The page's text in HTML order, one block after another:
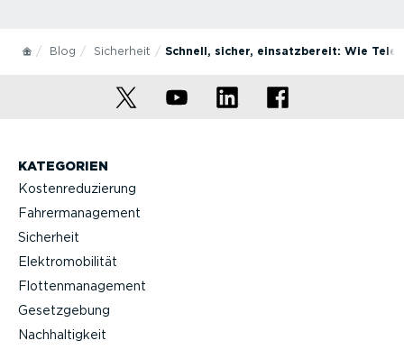
Blog Sicherheit Schnell, sicher, einsatzbereit: Wie
KATEGORIEN
Kostenreduzierung
Fahrermanagement
Sicherheit
Elektromobilität
Flottenmanagement
Gesetzgebung
Nachhaltigkeit